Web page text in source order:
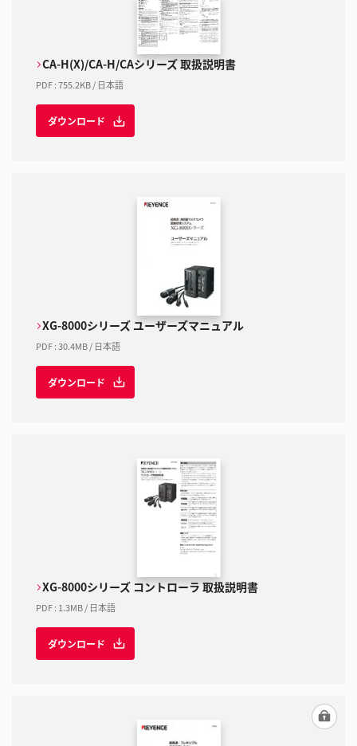
CA-H(X)/CA-H/CAシリーズ 取扱説明書
PDF:755.2KB/ 日本語
ダウンロード
XG-8000シリーズ ユーザーズマニュアル
PDF:30.4MB/ 日本語
ダウンロード
XG-8000シリーズ コントローラ 取扱説明書
PDF: 1.3MB/ 日本語
ダウンロード